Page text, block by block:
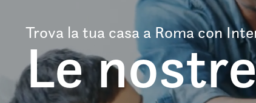
Trova la tua casa a Roma con
Le